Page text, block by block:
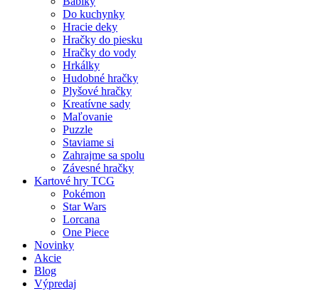
Do kuchynky
Hracie deky
Hračky do piesku
Hračky do vody
Hrkálky
Hudobné hračky
Plyšové hračky
Kreatívne sady
Maľovanie
Puzzle
Staviame si
Zahrajme sa spolu
Závesné hračky
Kartové hry TCG
Pokémon
Star Wars
Lorcana
One Piece
Novinky
Akcie
Blog
Výpredaj